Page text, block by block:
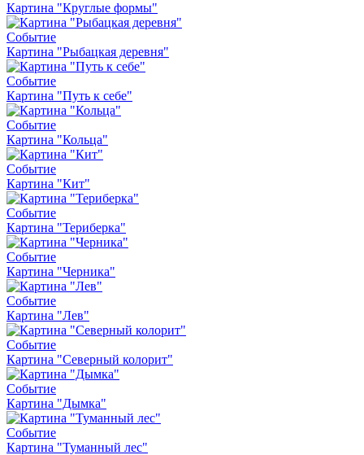
Картина "Круглые формы"
Событие
Картина "Рыбацкая деревня"
Событие
Картина "Путь к себе"
Событие
Картина "Кольца"
Событие
Картина "Кит"
Событие
Картина "Териберка"
Событие
Картина "Черника"
Событие
Картина "Лев"
Событие
Картина "Северный колорит"
Событие
Картина "Дымка"
Событие
Картина "Туманный лес"